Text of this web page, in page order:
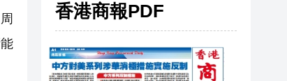
香港商報PDF